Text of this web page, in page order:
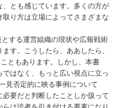
とも感じています。多くの方が
り方は立場によってさまざまな
する運営組織の現状や広報戦術
す。こうしたら、ああしたら、
ともあります。しかし、本書
はなく、もっと広い視点に立っ
見否定的に映る事例について
要だと判断したことしか扱って